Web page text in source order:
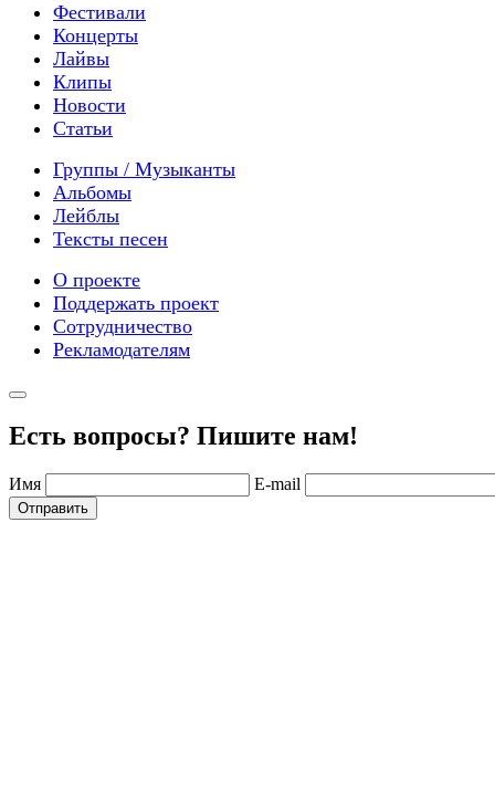
Фестивали
Концерты
Лайвы
Клипы
Новости
Статьи
Группы / Музыканты
Альбомы
Лейблы
Тексты песен
О проекте
Поддержать проект
Сотрудничество
Рекламодателям
Есть вопросы? Пишите нам!
Имя E-mail